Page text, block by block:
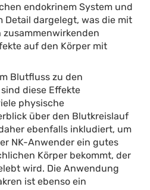
endokrinem System und
Detail dargelegt, was die mit
zusammenwirkenden
auf den Körper mit
Blutfluss zu den
diese Effekte
physische
über den Blutkreislauf
ebenfalls inkludiert, um
NK-Anwender ein gutes
Körper bekommt, der
wird. Die Anwendung
ist ebenso ein